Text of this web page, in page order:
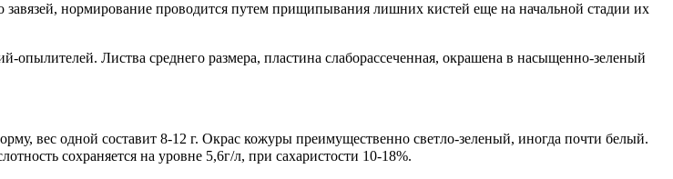
нормирование проводится путем прищипывания лишних кистей еще на начальной стадии их
опылителей. Листва среднего размера, пластина слаборассеченная, окрашена в насыщенно-зеленый
вес одной составит 8-12 г. Окрас кожуры преимущественно светло-зеленый, иногда почти белый.
сохраняется на уровне 5,6г/л, при сахаристости 10-18%.